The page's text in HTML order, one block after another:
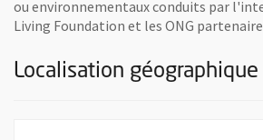
ou environnementaux conduits par
Living Foundation et les ONG
Localisation géographique